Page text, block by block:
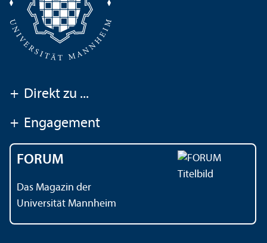
+ Direkt zu ...
+ Engagement
FORUM
Das Magazin der
Universität Mannheim